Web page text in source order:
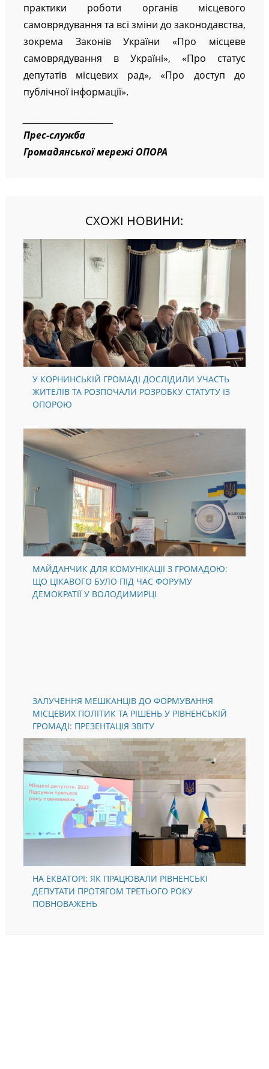
практики роботи органів місцевого
самоврядування та всі зміни до законодавства,
зокрема Законів України «Про місцеве
самоврядування в Україні», «Про статус
депутатів місцевих рад», «Про доступ до
публічної інформації».
Прес-служба
Громадянської мережі ОПОРА
СХОЖІ НОВИНИ:
У КОРНИНСЬКІЙ ГРОМАДІ ДОСЛІДИЛИ УЧАСТЬ
ЖИТЕЛІВ ТА РОЗПОЧАЛИ РОЗРОБКУ СТАТУТУ ІЗ
ОПОРОЮ
МАЙДАНЧИК ДЛЯ КОМУНІКАЦІЇ З ГРОМАДОЮ:
ЩО ЦІКАВОГО БУЛО ПІД ЧАС ФОРУМУ
ДЕМОКРАТІЇ У ВОЛОДИМИРЦІ
ЗАЛУЧЕННЯ МЕШКАНЦІВ ДО ФОРМУВАННЯ
МІСЦЕВИХ ПОЛІТИК ТА РІШЕНЬ У РІВНЕНСЬКІЙ
ГРОМАДІ: ПРЕЗЕНТАЦІЯ ЗВІТУ
НА ЕКВАТОРІ: ЯК ПРАЦЮВАЛИ РІВНЕНСЬКІ
ДЕПУТАТИ ПРОТЯГОМ ТРЕТЬОГО РОКУ
ПОВНОВАЖЕНЬ